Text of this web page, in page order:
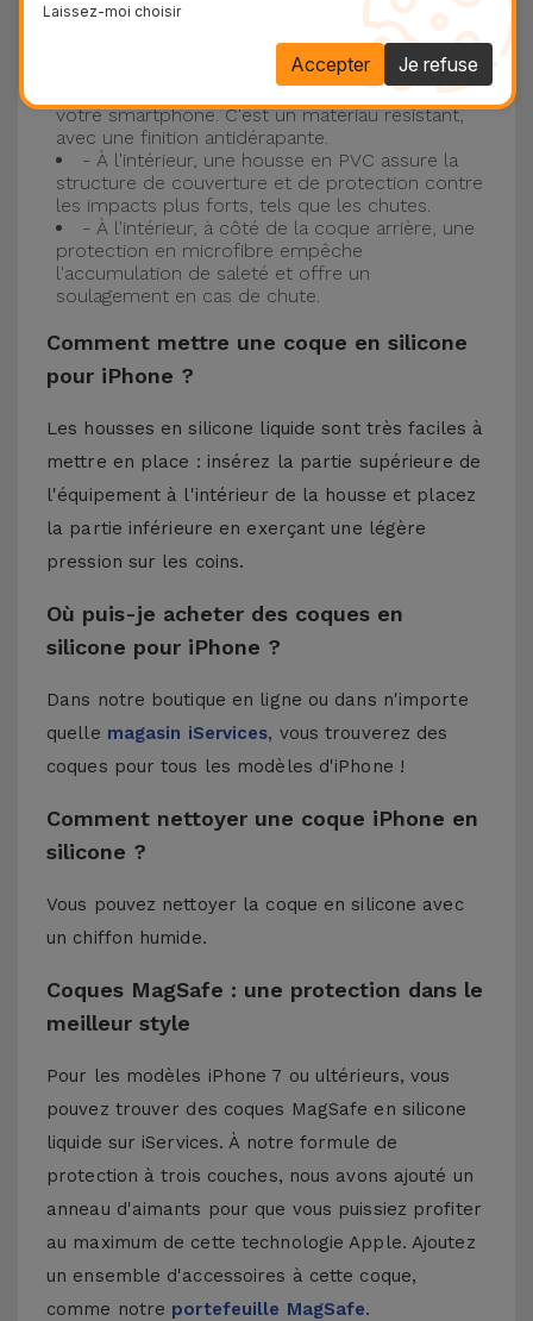
maximum les accidents et les casses !
- Une première couche de silicone liquide
donne de la couleur et une couverture
complète à la coque arrière et au bord latéral de
votre smartphone. C'est un matériau résistant,
avec une finition antidérapante.
- À l'intérieur, une housse en PVC assure la
structure de couverture et de protection contre
les impacts plus forts, tels que les chutes.
- À l'intérieur, à côté de la coque arrière, une
protection en microfibre empêche
l'accumulation de saleté et offre un
soulagement en cas de chute.
Comment mettre une coque en silicone
pour iPhone ?
Les housses en silicone liquide sont très faciles à
mettre en place : insérez la partie supérieure de
l'équipement à l'intérieur de la housse et placez
la partie inférieure en exerçant une légère
pression sur les coins.
Où puis-je acheter des coques en
silicone pour iPhone ?
Dans notre boutique en ligne ou dans n'importe
quelle magasin iServices, vous trouverez des
coques pour tous les modèles d'iPhone !
Comment nettoyer une coque iPhone en
silicone ?
Vous pouvez nettoyer la coque en silicone avec
un chiffon humide.
Coques MagSafe : une protection dans le
meilleur style
Pour les modèles iPhone 7 ou ultérieurs, vous
pouvez trouver des coques MagSafe en silicone
liquide sur iServices. À notre formule de
protection à trois couches, nous avons ajouté un
anneau d'aimants pour que vous puissiez profiter
au maximum de cette technologie Apple. Ajoutez
un ensemble d'accessoires à cette coque,
comme notre portefeuille MagSafe.
Laissez-moi choisir
Je refuse
Accepter